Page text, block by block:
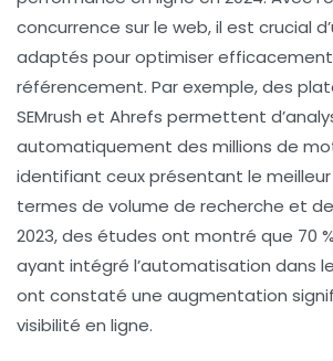
concurrence sur le web, il est crucial
adaptés pour optimiser
référencement. Par exemple, des
SEMrush et Ahrefs permettent
automatiquement des millions de
identifiant ceux présentant le
termes de volume de recherche et
2023, des études ont montré que 70
ayant intégré l’automatisation dans
ont constaté une augmentation
visibilité en ligne.